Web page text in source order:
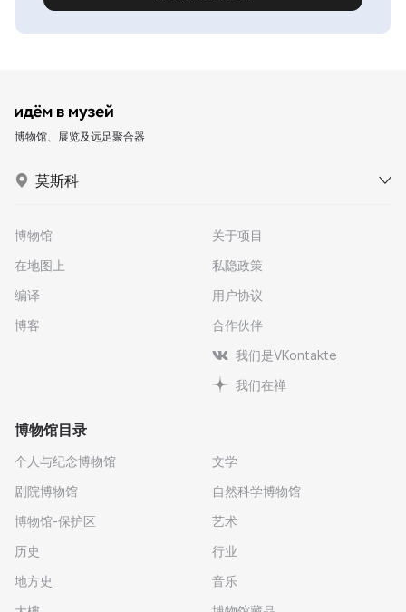
博物馆、展览及远足聚合器
莫斯科
博物馆
在地图上
编译
博客
关于项目
私隐政策
用户协议
合作伙伴
我们是VKontakte
我们在禅
博物馆目录
个人与纪念博物馆
剧院博物馆
博物馆-保护区
历史
地方史
文学
自然科学博物馆
艺术
行业
音乐